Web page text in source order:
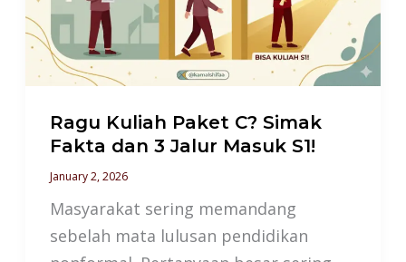
Ragu Kuliah Paket C? Simak
Fakta dan 3 Jalur Masuk S1!
January 2, 2026
Masyarakat sering memandang
sebelah mata lulusan pendidikan
Simak
Fakta
dan
3
Jalur
Masuk
S1!